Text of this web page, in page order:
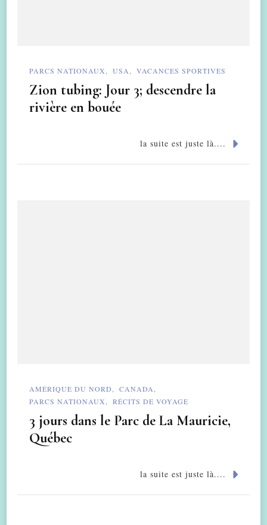
PARCS NATIONAUX USA VACANCES SPORTIVES
Zion tubing: Jour 3; descendre la
rivière en bouée
la suite est juste là....
AMÉRIQUE DU NORD
CANADA
PARCS NATIONAUX
RÉCITS DE VOYAGE
3 jours dans le Parc de La Mauricie,
Québec
la suite est juste là....